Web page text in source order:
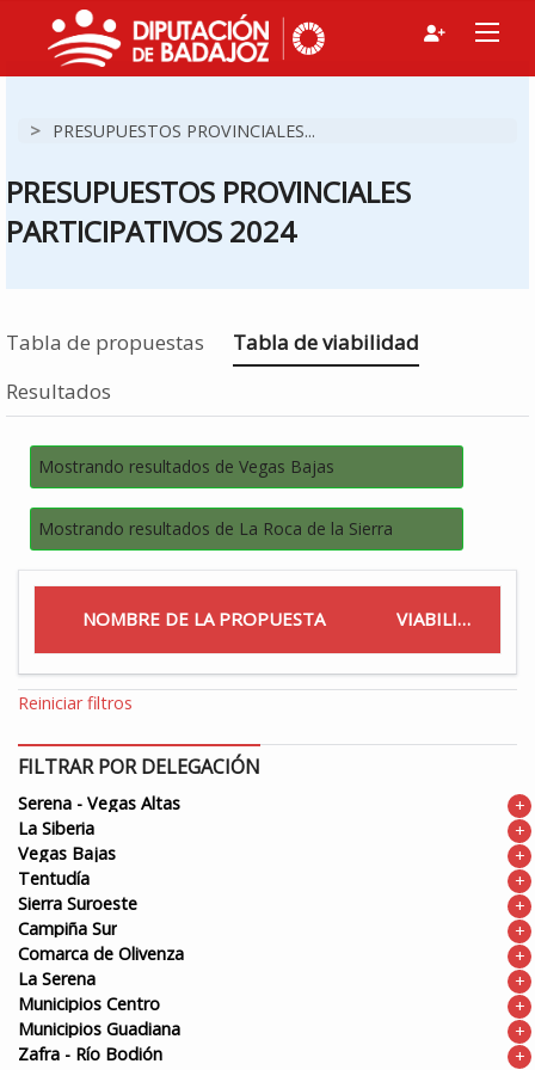
> PRESUPUESTOS PROVINCIALES...
PRESUPUESTOS PROVINCIALES
PARTICIPATIVOS 2024
Tabla de propuestas Estás en
Tabla de viabilidad
Resultados
Mostrando resultados de Vegas Bajas
Mostrando resultados de La Roca de la Sierra
NOMBRE DE LA PROPUESTA VIABILIDAD
Reiniciar filtros
FILTRAR POR DELEGACIÓN